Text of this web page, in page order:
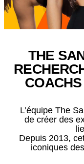
THE
L’équipe The
de créer des
Depuis 2013,
iconiques